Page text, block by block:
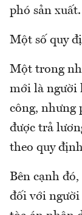
phó sản xuất.
Một số quy
Một trong
mới là người
công, nhưng
được trả
theo quy
Bên cạnh
đối với